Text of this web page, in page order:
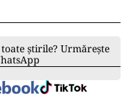
știrile? Urmărește